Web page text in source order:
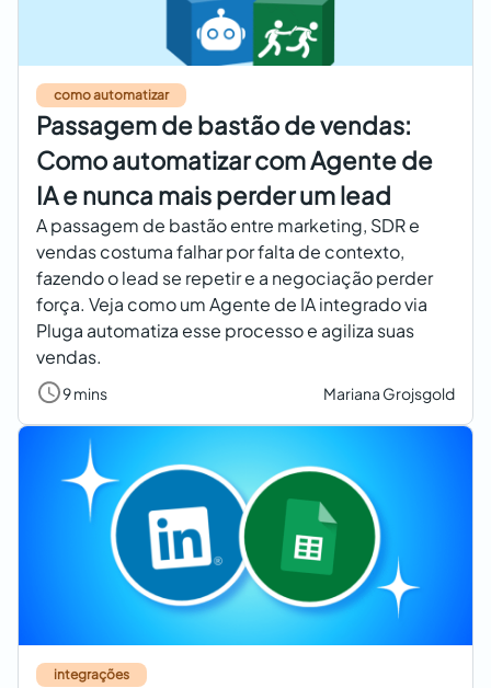
como automatizar
Passagem de bastão de vendas:
Como automatizar com Agente de
IA e nunca mais perder um lead
A passagem de bastão entre marketing, SDR e
vendas costuma falhar por falta de contexto,
fazendo o lead se repetir e a negociação perder
força. Veja como um Agente de IA integrado via
Pluga automatiza esse processo e agiliza suas
vendas.
9 mins Mariana Grojsgold
integrações